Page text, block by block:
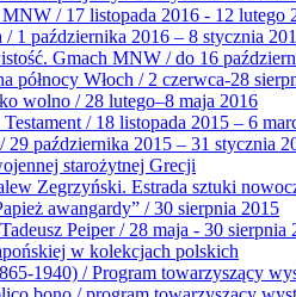
/ 17 listopada 2016 - 12 lutego
1 października 2016 – 8 stycznia
Gmach MNW / do 16
północy Włoch / 2 czerwca-28
wolno / 28 lutego–8 maja 2016
/ 18 listopada 2015 – 6
29 października 2015 – 31 stycznia
starożytnej Grecji
Zegrzyński. Estrada sztuki
awangardy” / 30 sierpnia 2015
Peiper / 28 maja - 30 sierpnia
w kolekcjach polskich
1940) / Program towarzyszący